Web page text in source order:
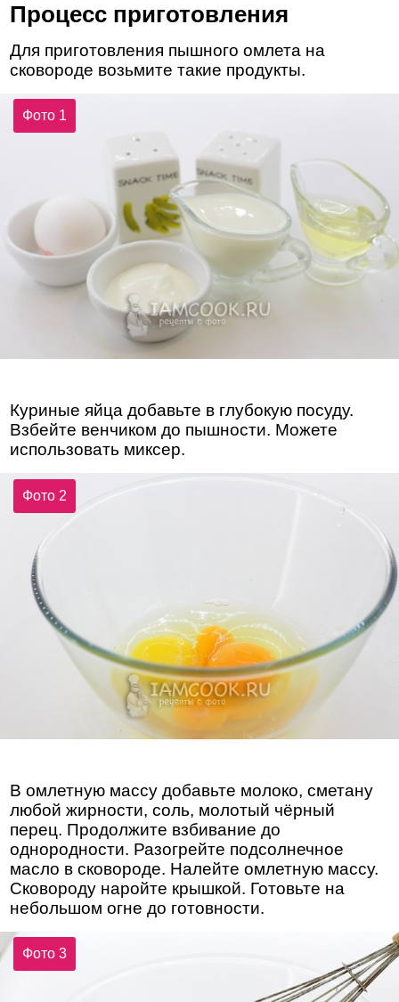
Процесс приготовления
Для приготовления пышного омлета на
сковороде возьмите такие продукты.
Фото 1
Куриные яйца добавьте в глубокую посуду.
Взбейте венчиком до пышности. Можете
использовать миксер.
Фото 2
В омлетную массу добавьте молоко, сметану
любой жирности, соль, молотый чёрный
перец. Продолжите взбивание до
однородности. Разогрейте подсолнечное
масло в сковороде. Налейте омлетную массу.
Сковороду наройте крышкой. Готовьте на
небольшом огне до готовности.
Фото 3